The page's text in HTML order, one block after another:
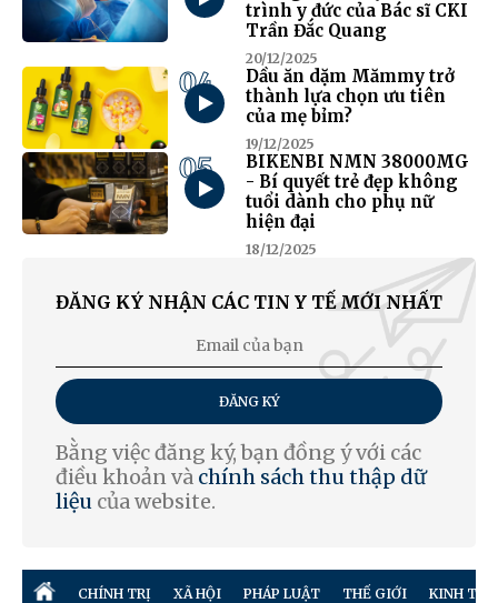
trình y đức của Bác sĩ CKI
Trần Đắc Quang
20/12/2025
04
Dầu ăn dặm Mămmy trở
thành lựa chọn ưu tiên
của mẹ bỉm?
19/12/2025
05
BIKENBI NMN 38000MG
- Bí quyết trẻ đẹp không
tuổi dành cho phụ nữ
hiện đại
18/12/2025
ĐĂNG KÝ NHẬN CÁC TIN Y TẾ MỚI NHẤT
ĐĂNG KÝ
Bằng việc đăng ký, bạn đồng ý với các
điều khoản và chính sách thu thập dữ
liệu của website.
CHÍNH TRỊ XÃ HỘI PHÁP LUẬT THẾ GIỚI KINH TẾ